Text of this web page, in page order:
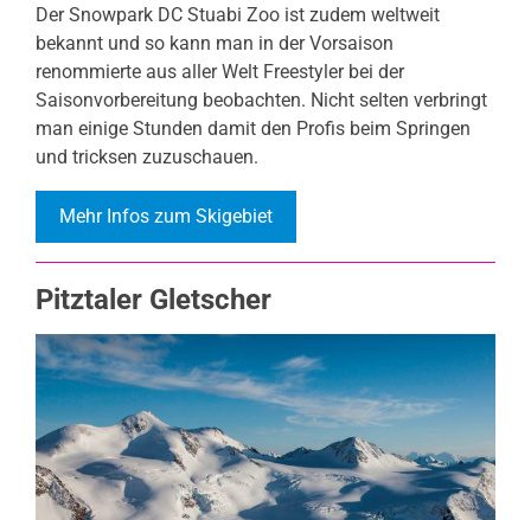
Der Snowpark DC Stuabi Zoo ist zudem weltweit
bekannt und so kann man in der Vorsaison
renommierte aus aller Welt Freestyler bei der
Saisonvorbereitung beobachten. Nicht selten verbringt
man einige Stunden damit den Profis beim Springen
und tricksen zuzuschauen.
Mehr Infos zum Skigebiet
Pitztaler Gletscher